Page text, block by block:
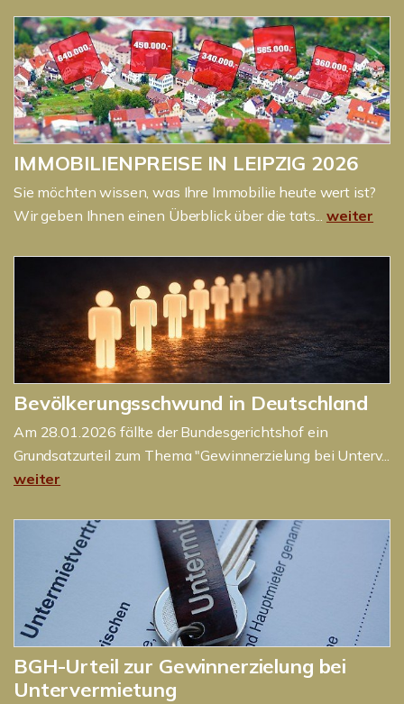
IMMOBILIENPREISE IN LEIPZIG 2026
Sie möchten wissen, was Ihre Immobilie heute wert ist?
Wir geben Ihnen einen Überblick über die tats... weiter
Bevölkerungsschwund in Deutschland
Am 28.01.2026 fällte der Bundesgerichtshof ein
Grundsatzurteil zum Thema "Gewinnerzielung bei Unterv...
weiter
BGH-Urteil zur Gewinnerzielung bei
Untervermietung